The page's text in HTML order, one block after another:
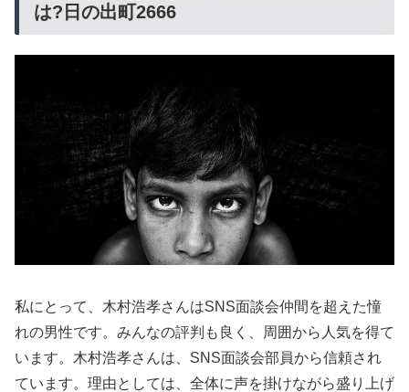
は?日の出町2666
私にとって、木村浩孝さんはSNS面談会仲間を超えた憧
れの男性です。みんなの評判も良く、周囲から人気を得て
います。木村浩孝さんは、SNS面談会部員から信頼され
ています。理由としては、全体に声を掛けながら盛り上げ